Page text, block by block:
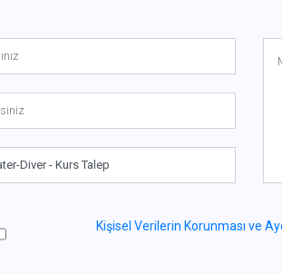
Kişisel Verilerin Korunması ve